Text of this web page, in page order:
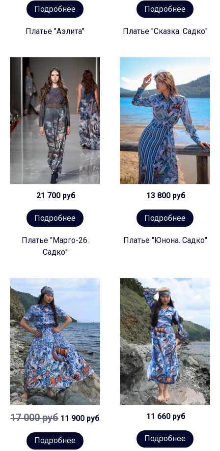
Подробнее
Платье "Аэлита"
Подробнее
Платье "Сказка. Садко"
21 700 руб
Подробнее
Платье "Марго-26.
Садко"
13 800 руб
Подробнее
Платье "Юнона. Садко"
17 000 руб 11 900 руб
Подробнее
11 660 руб
Подробнее